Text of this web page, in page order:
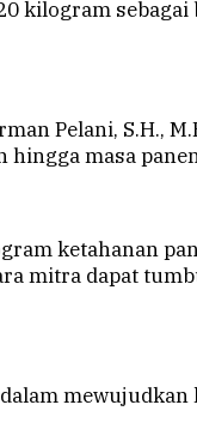
kilogram
Pelani, S.H.,
masa
ketahanan
mitra dapat